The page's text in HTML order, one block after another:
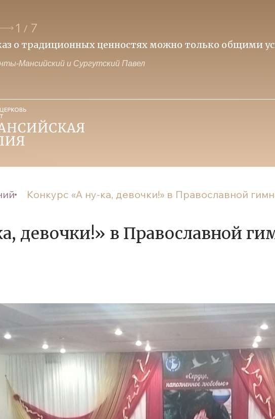
1 / 7
о традиционных ценностях можно только общими
Мансийский и Сургутский Павел
Конкурс «А ну-ка, девочки!» в Православной
девочки!» в Православной